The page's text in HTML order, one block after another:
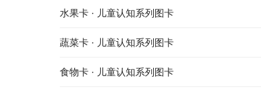
水果卡 · 儿童认知系列图卡
蔬菜卡 · 儿童认知系列图卡
食物卡 · 儿童认知系列图卡